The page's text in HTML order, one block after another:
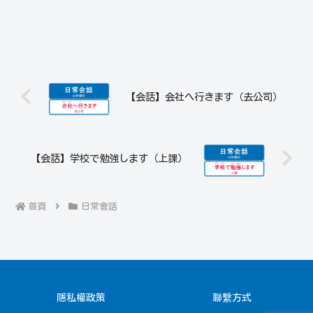
【会話】会社へ行きます（去公司）
【会話】学校で勉強します（上課）
首頁 日常會話
隱私權政策 聯繫方式